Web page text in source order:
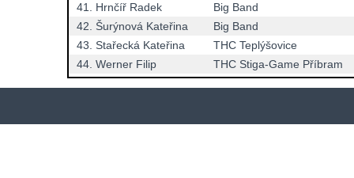
41.
Hrnčíř Radek
Big Band
42.
Šurýnová Kateřina
Big Band
43. Stařecká Kateřina
THC Teplýšovice
44. Werner Filip THC Stiga-Game Příbram